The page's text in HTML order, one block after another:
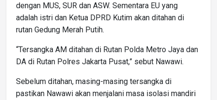
dengan MUS, SUR dan ASW. Sementara EU yang
adalah istri dan Ketua DPRD Kutim akan ditahan di
rutan Gedung Merah Putih.
“Tersangka AM ditahan di Rutan Polda Metro Jaya dan
DA di Rutan Polres Jakarta Pusat,” sebut Nawawi.
Sebelum ditahan, masing-masing tersangka di
pastikan Nawawi akan menjalani masa isolasi mandiri